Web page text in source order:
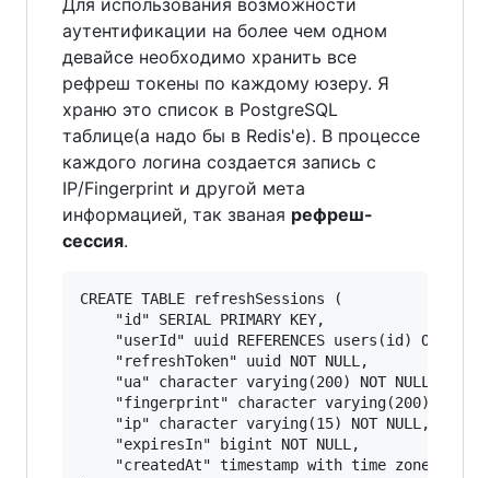
Для использования возможности
аутентификации на более чем одном
девайсе необходимо хранить все
рефреш токены по каждому юзеру. Я
храню это список в PostgreSQL
таблице(а надо бы в Redis'е). В процессе
каждого логина создается запись с
IP/Fingerprint и другой мета
информацией, так званая рефреш-
сессия.
CREATE TABLE refreshSessions (
    "id" SERIAL PRIMARY KEY,
"userId" uuid REFERENCES users(id) ON
    "refreshToken" uuid NOT NULL,
"ua" character varying(200) NOT NULL, /*
"fingerprint" character varying(200) NOT
    "ip" character varying(15) NOT NULL,
    "expiresIn" bigint NOT NULL,
"createdAt" timestamp with time zone NOT